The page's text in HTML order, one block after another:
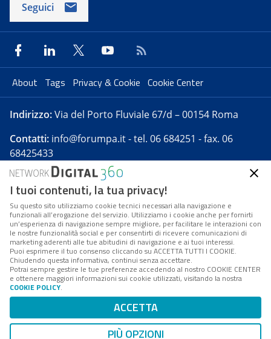
Seguici
About Tags Privacy & Cookie Cookie Center
Indirizzo:Via del Porto Fluviale 67/d – 00154 Roma
Contatti: info@forumpa.it- tel. 06 684251 - fax. 06
68425433
Forumpa.itè una pubblicazione telematica iscritta
presso Registro della stampa del Tribunale di Roma -
Reg. n. 182 del 2 maggio 2008 - Direttore resp. Michela
Stentella
FPA s.r.l. è società soggetta a Direzione e
Coordinamento da parte di Digital360 S.p.A. - FPA s.r.l.
è un'azienda certificata per il sistema di management
Codice Fiscale/Partita IVA n. 10693191008 - R.E.A. Roma
n. 1249791. ISP AWS
Mappa del sito
I tuoi contenuti, la tua privacy!
Su questo sito utilizziamo cookie tecnici necessari alla navigazione e
funzionali all’erogazione del servizio. Utilizziamo i cookie anche per fornirti
un’esperienza di navigazione sempre migliore, per facilitare le interazioni con
le nostre funzionalità social e per consentirti di ricevere comunicazioni di
marketing aderenti alle tue abitudini di navigazione e ai tuoi interessi.
Puoi esprimere il tuo consenso cliccando su ACCETTA TUTTI I COOKIE.
Chiudendo questa informativa, continui senza accettare.
Potrai sempre gestire le tue preferenze accedendo al nostro COOKIE CENTER
e ottenere maggiori informazioni sui cookie utilizzati, visitando la nostra
COOKIE POLICY.
ACCETTA
PIÙ OPZIONI